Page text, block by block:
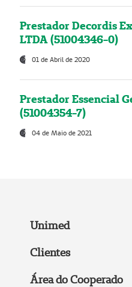
Prestador Decordis
LTDA (51004346-0)
01 de Abril de 2020
Prestador Essencial
(51004354-7)
04 de Maio de 2021
Unimed
Clientes
Área do Cooperado